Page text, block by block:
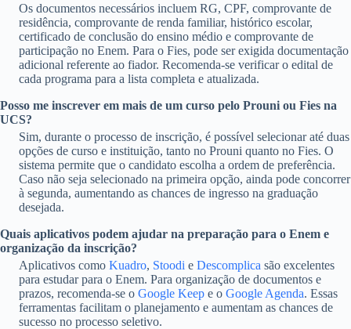
Os documentos necessários incluem RG, CPF, comprovante de
residência, comprovante de renda familiar, histórico escolar,
certificado de conclusão do ensino médio e comprovante de
participação no Enem. Para o Fies, pode ser exigida documentação
adicional referente ao fiador. Recomenda-se verificar o edital de
cada programa para a lista completa e atualizada.
Posso me inscrever em mais de um curso pelo Prouni ou Fies na
UCS?
Sim, durante o processo de inscrição, é possível selecionar até duas
opções de curso e instituição, tanto no Prouni quanto no Fies. O
sistema permite que o candidato escolha a ordem de preferência.
Caso não seja selecionado na primeira opção, ainda pode concorrer
à segunda, aumentando as chances de ingresso na graduação
desejada.
Quais aplicativos podem ajudar na preparação para o Enem e
organização da inscrição?
Aplicativos como Kuadro, Stoodi e Descomplica são excelentes
para estudar para o Enem. Para organização de documentos e
prazos, recomenda-se o Google Keep e o Google Agenda. Essas
ferramentas facilitam o planejamento e aumentam as chances de
sucesso no processo seletivo.